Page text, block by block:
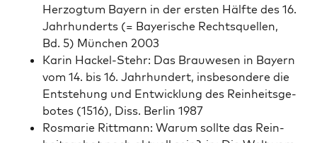
Her­zog­tum Bay­ern in der ersten Hälfte des 16.
Jahrhun­derts (= Bay­erische Recht­squellen,
Bd. 5) München 2003
Karin Hack­el-Stehr: Das Brauwe­sen in Bay­ern
vom 14. bis 16. Jahrhun­dert, ins­beson­dere die
Entste­hung und Entwick­lung des Rein­heits­ge­
botes (1516), Diss. Berlin 1987
Ros­marie Rittmann: Warum sollte das Rein­